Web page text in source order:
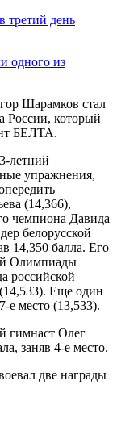
день
одного из
Шарамков стал
России, который
БЕЛТА.
летний
упражнения,
(14,366),
чемпиона Давида
белорусской
14,350 балла. Его
Олимпиады
российской
Еще один
е место (13,533).
гимнаст Олег
заняв 4-е место.